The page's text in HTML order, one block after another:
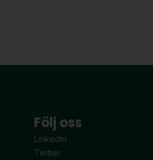
Följ oss
LinkedIn
Twitter